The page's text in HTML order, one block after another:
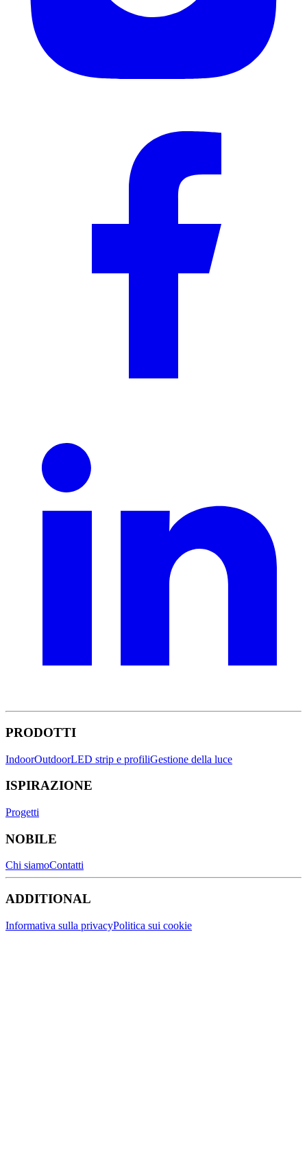
PRODOTTI
IndoorOutdoorLED strip e profiliGestione della luce
ISPIRAZIONE
Progetti
NOBILE
Chi siamoContatti
ADDITIONAL
Informativa sulla privacyPolitica sui cookie